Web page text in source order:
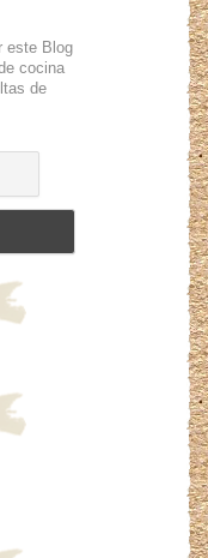
este Blog
cocina
de